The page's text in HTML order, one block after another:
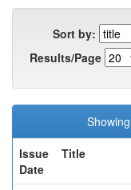
Sort by:
Results/Page
Issue
Date
Title